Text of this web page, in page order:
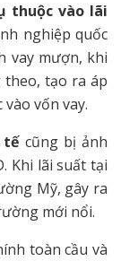
thuộc vào lãi
nghiệp quốc
vay mượn, khi
theo, tạo ra áp
vốn vay.
tếcũng bị ảnh
Khi lãi suất tại
Mỹ, gây ra
mới nổi.
toàn cầu và